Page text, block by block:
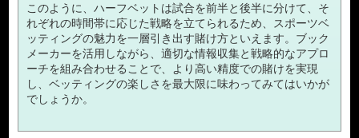
このように、ハーフベットは試合を前半と後半に分けて、そ
れぞれの時間帯に応じた戦略を立てられるため、スポーツベ
ッティングの魅力を一層引き出す賭け方といえます。ブック
メーカーを活用しながら、適切な情報収集と戦略的なアプロ
ーチを組み合わせることで、より高い精度での賭けを実現
し、ベッティングの楽しさを最大限に味わってみてはいかが
でしょうか。